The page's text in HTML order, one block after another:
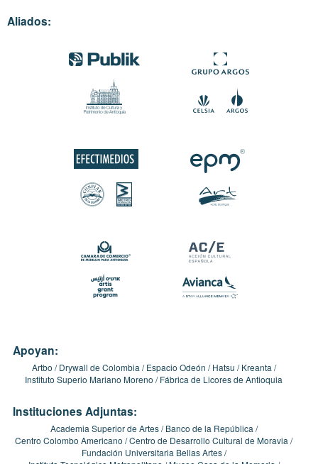
Aliados:
Apoyan:
Artbo Drywall de Colombia Espacio Odeón Hatsu
Kreanta
Instituto Superio Mariano Moreno
Fábrica de Licores de Antioquia
Instituciones Adjuntas:
Academia Superior de Artes
Banco de la República
Centro Colombo Americano Centro de Desarrollo Cultural de Moravia
Fundación Universitaria Bellas Artes